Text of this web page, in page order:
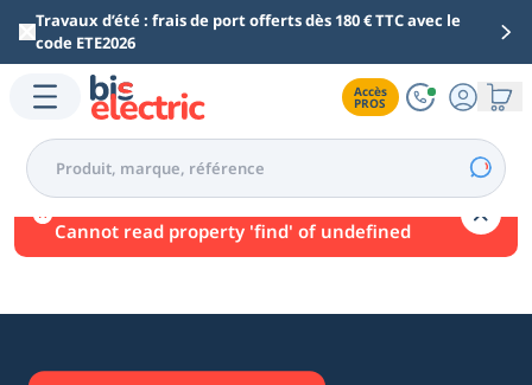
Aller au contenu principal
Travaux d’été : frais de port offerts dès 180 € TTC avec le
code ETE2026
Accès
PROS
Une erreur est survenue.
Cannot read property 'find' of undefined